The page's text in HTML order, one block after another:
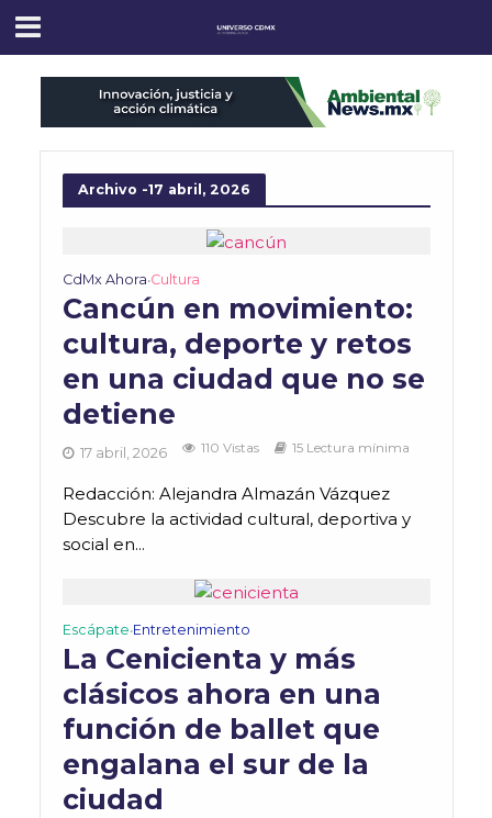
Archivo -17 abril, 2026
CdMx Ahora•Cultura
Cancún en movimiento:
cultura, deporte y retos
en una ciudad que no se
detiene
17 abril, 2026 110 Vistas 15 Lectura mínima
Redacción: Alejandra Almazán Vázquez
Descubre la actividad cultural, deportiva y
social en...
Escápate•Entretenimiento
La Cenicienta y más
clásicos ahora en una
función de ballet que
engalana el sur de la
ciudad